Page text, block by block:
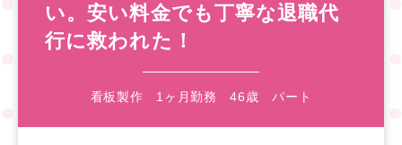
い。安い料金でも丁寧な退職代
行に救われた！
看板製作 1ヶ月勤務 46歳 パート